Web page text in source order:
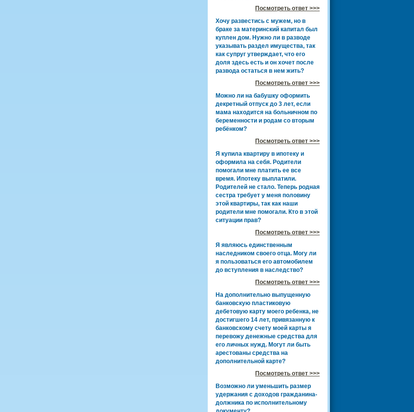
Посмотреть ответ >>>
Хочу развестись с мужем, но в
браке за материнский капитал был
куплен дом. Нужно ли в разводе
указывать раздел имущества, так
как супруг утверждает, что его
доля здесь есть и он хочет после
развода остаться в нем жить?
Посмотреть ответ >>>
Можно ли на бабушку оформить
декретный отпуск до 3 лет, если
мама находится на больничном по
беременности и родам со вторым
ребёнком?
Посмотреть ответ >>>
Я купила квартиру в ипотеку и
оформила на себя. Родители
помогали мне платить ее все
время. Ипотеку выплатили.
Родителей не стало. Теперь родная
сестра требует у меня половину
этой квартиры, так как наши
родители мне помогали. Кто в этой
ситуации прав?
Посмотреть ответ >>>
Я являюсь единственным
наследником своего отца. Могу ли
я пользоваться его автомобилем
до вступления в наследство?
Посмотреть ответ >>>
На дополнительно выпущенную
банковскую пластиковую
дебетовую карту моего ребенка, не
достигшего 14 лет, привязанную к
банковскому счету моей карты я
перевожу денежные средства для
его личных нужд. Могут ли быть
арестованы средства на
дополнительной карте?
Посмотреть ответ >>>
Возможно ли уменьшить размер
удержания с доходов гражданина-
должника по исполнительному